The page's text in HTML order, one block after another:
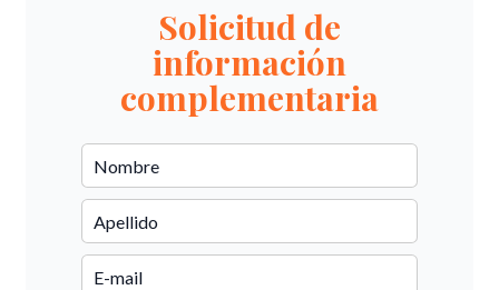
Solicitud de
información
complementaria